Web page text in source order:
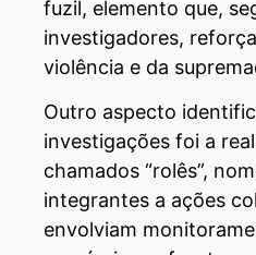
fuzil, elemento que,
investigadores,
violência e da
Outro aspecto
investigações foi a
chamados “rolês”,
integrantes a ações
envolviam